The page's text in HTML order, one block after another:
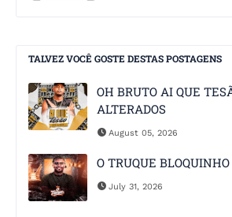
TALVEZ VOCÊ GOSTE DESTAS POSTAGENS
OH BRUTO AI QUE
ALTERADOS
August 05, 2026
O TRUQUE
July 31, 2026